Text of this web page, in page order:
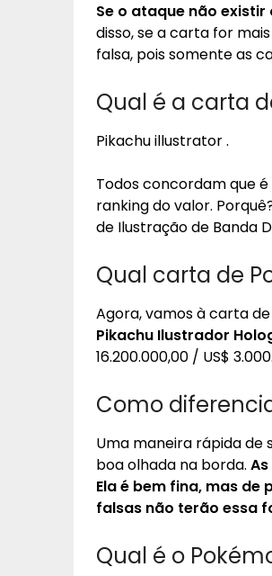
Se o ataque não
disso, se a carta for
falsa, pois somente as
Qual é a carta
Pikachu illustrator .
Todos concordam que é
ranking do valor.
de Ilustração de Banda
Qual carta de
Agora, vamos à carta
Pikachu Ilustrador
16.200.000,00 / US$
Como
Uma maneira rápida de
boa olhada na borda.
Ela é bem fina, mas
falsas não terão essa
Qual é o